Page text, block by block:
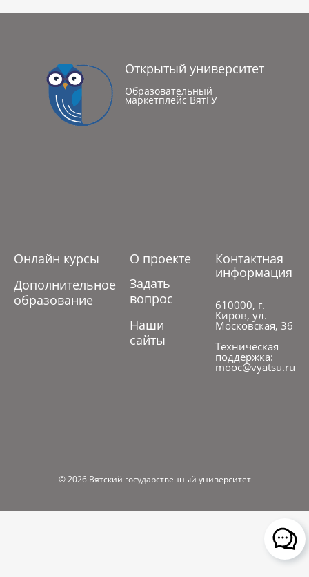
Открытый университет
Образовательный
маркетплейс ВятГУ
Онлайн курсы
Дополнительное
образование
О проекте
Задать
вопрос
Наши
сайты
Контактная
информация
610000, г.
Киров, ул.
Московская, 36
Техническая
поддержка:
mooc@vyatsu.ru
© 2026 Вятский государственный университет